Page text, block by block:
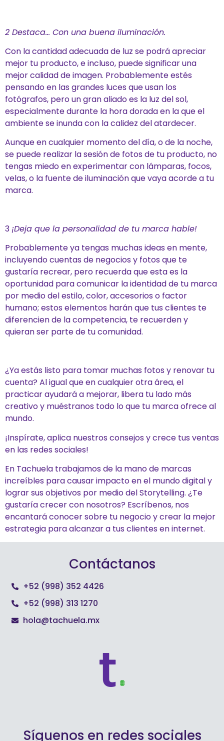
2 Destaca… Con una buena iluminación.
Con la cantidad adecuada de luz se podrá apreciar
mejor tu producto, e incluso, puede significar una
mejor calidad de imagen. Probablemente estés
pensando en las grandes luces que usan los
fotógrafos, pero un gran aliado es la luz del sol,
especialmente durante la hora dorada en la que el
ambiente se inunda con la calidez del atardecer.
Aunque en cualquier momento del día, o de la noche,
se puede realizar la sesión de fotos de tu producto, no
tengas miedo en experimentar con lámparas, focos,
velas, o la fuente de iluminación que vaya acorde a tu
marca.
3 ¡Deja que la personalidad de tu marca hable!
Probablemente ya tengas muchas ideas en mente,
incluyendo cuentas de negocios y fotos que te
gustaría recrear, pero recuerda que esta es la
oportunidad para comunicar la identidad de tu marca
por medio del estilo, color, accesorios o factor
humano; estos elementos harán que tus clientes te
diferencien de la competencia, te recuerden y
quieran ser parte de tu comunidad.
¿Ya estás listo para tomar muchas fotos y renovar tu
cuenta? Al igual que en cualquier otra área, el
practicar ayudará a mejorar, libera tu lado más
creativo y muéstranos todo lo que tu marca ofrece al
mundo.
¡Inspírate, aplica nuestros consejos y crece tus ventas
en las redes sociales!
En Tachuela trabajamos de la mano de marcas
increíbles para causar impacto en el mundo digital y
lograr sus objetivos por medio del Storytelling. ¿Te
gustaría crecer con nosotros? Escríbenos, nos
encantará conocer sobre tu negocio y crear la mejor
estrategia para alcanzar a tus clientes en internet.
Contáctanos
+52 (998) 352 4426
+52 (998) 313 1270
hola@tachuela.mx
Síguenos en redes sociales